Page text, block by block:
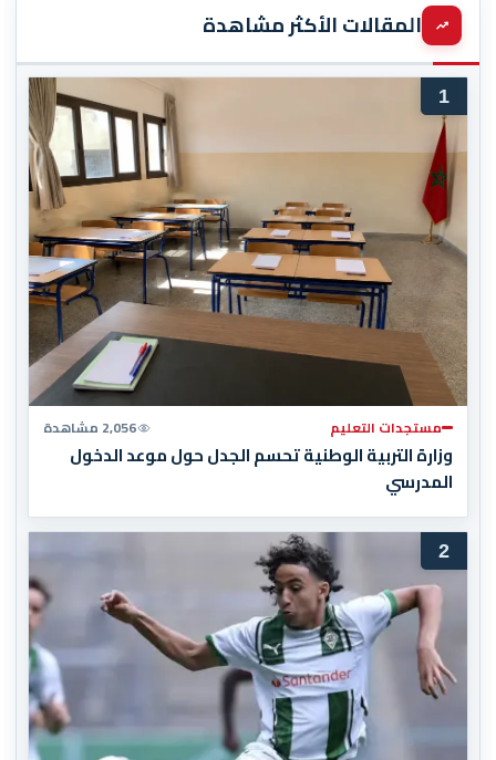
المقالات الأكثر مشاهدة
1
مستجدات التعليم 2,056 مشاهدة
وزارة التربية الوطنية تحسم الجدل حول موعد الدخول
المدرسي
2